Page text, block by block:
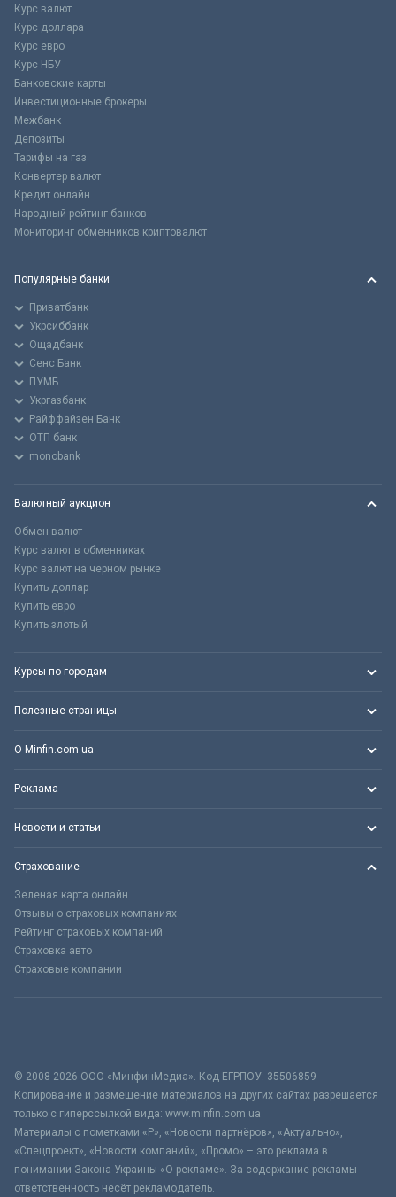
Курс валют
Курс доллара
Курс евро
Курс НБУ
Банковские карты
Инвестиционные брокеры
Межбанк
Депозиты
Тарифы на газ
Конвертер валют
Кредит онлайн
Народный рейтинг банков
Мониторинг обменников криптовалют
Популярные банки
Приватбанк
Укрсиббанк
Ощадбанк
Сенс Банк
ПУМБ
Укргазбанк
Райффайзен Банк
ОТП банк
monobank
Валютный аукцион
Обмен валют
Курс валют в обменниках
Курс валют на черном рынке
Купить доллар
Купить евро
Купить злотый
Курсы по городам
Полезные страницы
О Minfin.com.ua
Реклама
Новости и статьи
Страхование
Зеленая карта онлайн
Отзывы о страховых компаниях
Рейтинг страховых компаний
Страховка авто
Страховые компании
© 2008-2026 ООО «МинфинМедиа». Код ЕГРПОУ: 35506859
Копирование и размещение материалов на других сайтах разрешается
только с гиперссылкой вида: www.minfin.com.ua
Материалы с пометками «Р», «Новости партнёров», «Актуально»,
«Спецпроект», «Новости компаний», «Промо» – это реклама в
понимании Закона Украины «О рекламе». За содержание рекламы
ответственность несёт рекламодатель.